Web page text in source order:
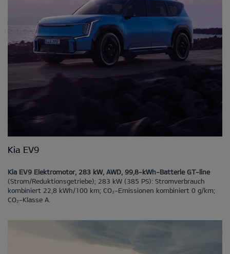
Kia EV9
Kia EV9 Elektromotor, 283 kW, AWD, 99,8-kWh-Batterie GT-line
(Strom/Reduktionsgetriebe); 283 kW (385 PS): Stromverbrauch
kombiniert 22,8 kWh/100 km; CO₂-Emissionen kombiniert 0 g/km;
CO₂-Klasse A.